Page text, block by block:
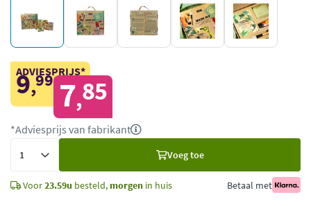
ADVIESPRIJS*
9,99 7,85
*Adviesprijs van fabrikant
Voeg toe
Voor23.59u besteld, morgen in huis Betaal met